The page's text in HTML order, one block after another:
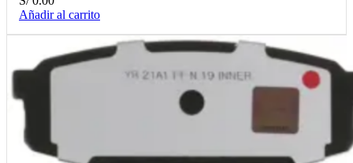
Añadir al carrito